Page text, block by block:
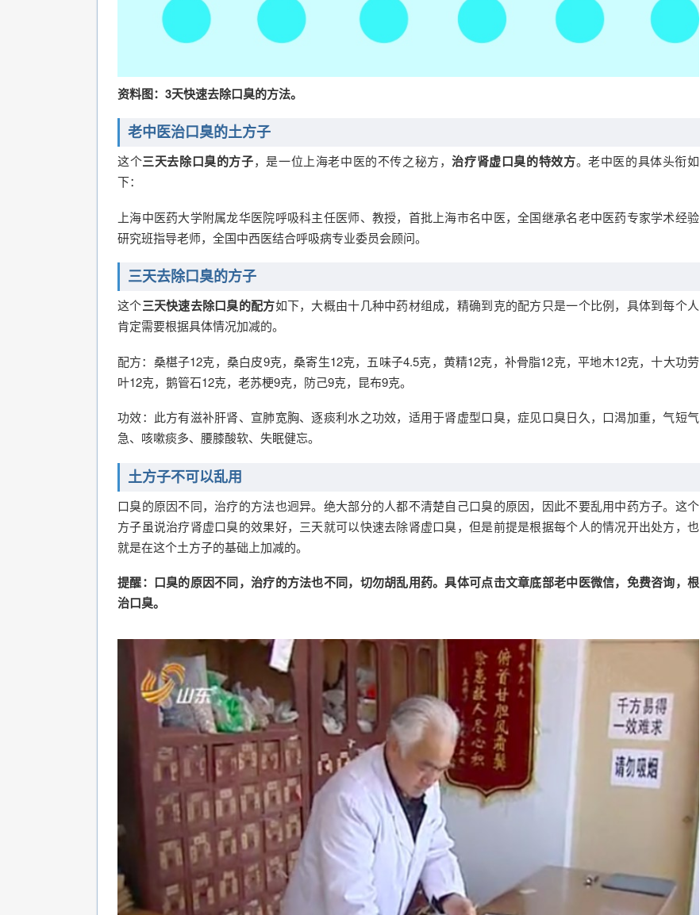
资料图：3天快速去除口臭的方法。
老中医治口臭的土方子
这个三天去除口臭的方子，是一位上海老中医的不传之秘方，治疗肾虚口臭的特效方。老中医的具体头衔如
下：
上海中医药大学附属龙华医院呼吸科主任医师、教授，首批上海市名中医，全国继承名老中医药专家学术经验
研究班指导老师，全国中西医结合呼吸病专业委员会顾问。
三天去除口臭的方子
这个三天快速去除口臭的配方如下，大概由十几种中药材组成，精确到克的配方只是一个比例，具体到每个人
肯定需要根据具体情况加减的。
配方：桑椹子12克，桑白皮9克，桑寄生12克，五味子4.5克，黄精12克，补骨脂12克，平地木12克，十大功劳
叶12克，鹅管石12克，老苏梗9克，防己9克，昆布9克。
功效：此方有滋补肝肾、宣肺宽胸、逐痰利水之功效，适用于肾虚型口臭，症见口臭日久，口渴加重，气短气
急、咳嗽痰多、腰膝酸软、失眠健忘。
土方子不可以乱用
口臭的原因不同，治疗的方法也迥异。绝大部分的人都不清楚自己口臭的原因，因此不要乱用中药方子。这个
方子虽说治疗肾虚口臭的效果好，三天就可以快速去除肾虚口臭，但是前提是根据每个人的情况开出处方，也
就是在这个土方子的基础上加减的。
提醒：口臭的原因不同，治疗的方法也不同，切勿胡乱用药。具体可点击文章底部老中医微信，免费咨询，根
治口臭。